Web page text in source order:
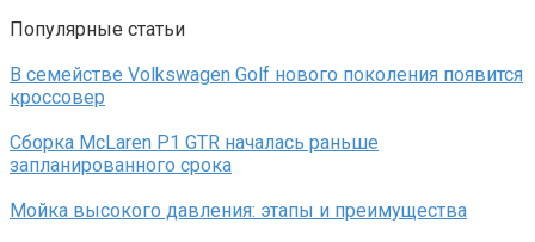
Популярные статьи
В семействе Volkswagen Golf нового поколения появится
кроссовер
Сборка McLaren P1 GTR началась раньше
запланированного срока
Мойка высокого давления: этапы и преимущества